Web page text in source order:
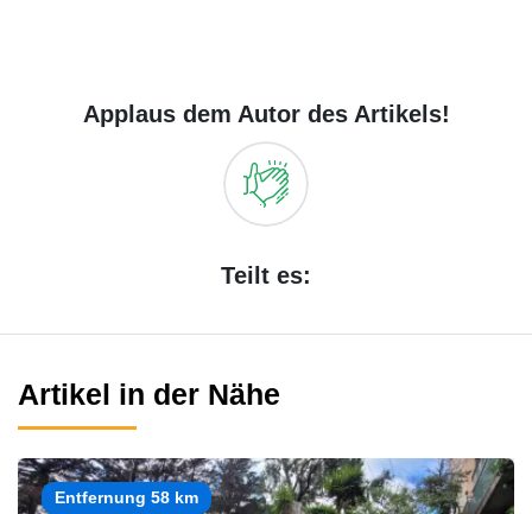
Applaus dem Autor des Artikels!
Teilt es:
Artikel in der Nähe
Entfernung 58 km